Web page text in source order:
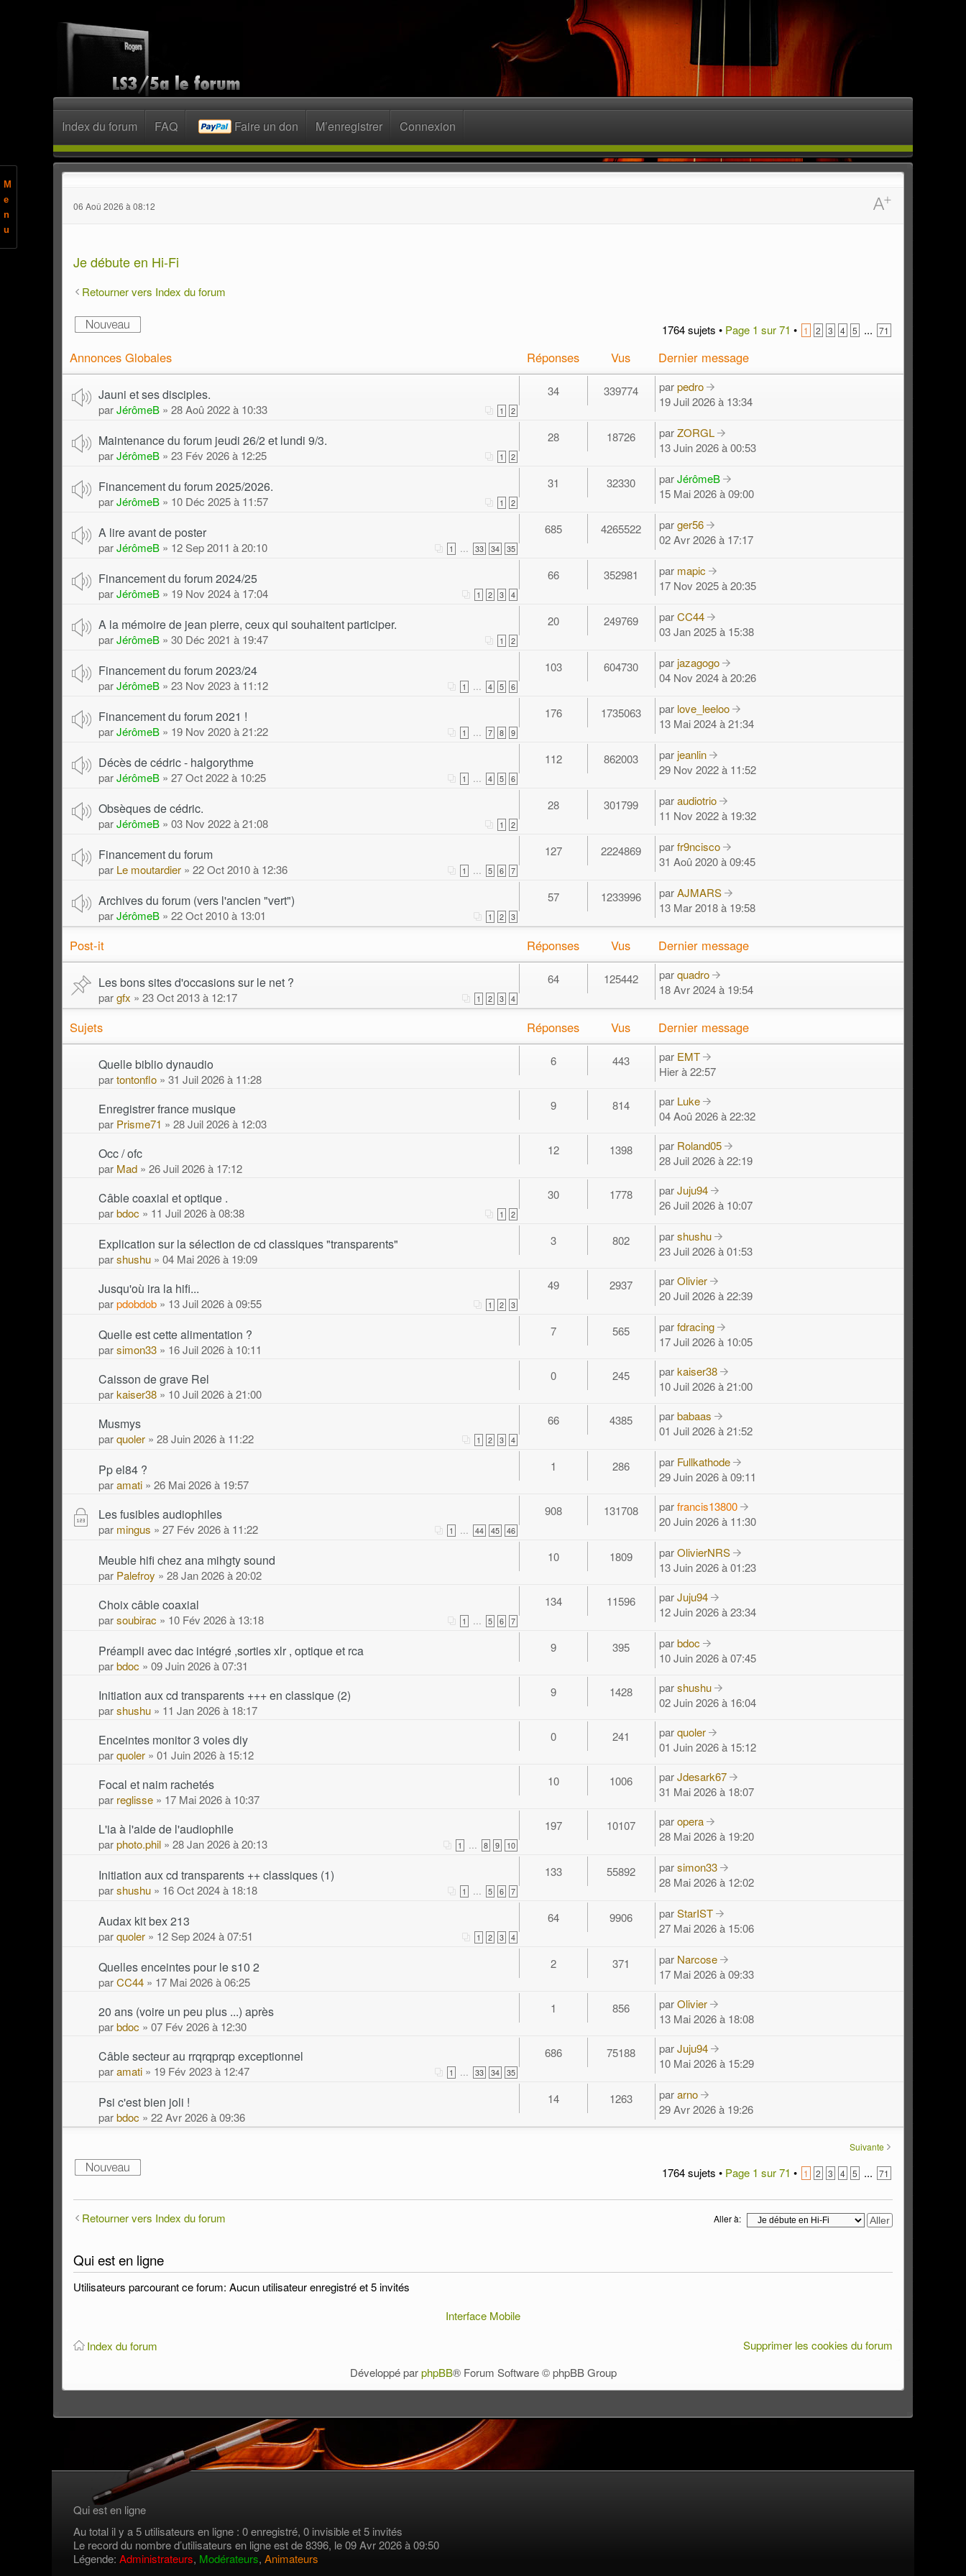
M
e
n
u
Index du forum FAQ Faire un don M’enregistrer Connexion
06 Aoû 2026 à 08:12
Je débute en Hi-Fi
Retourner vers Index du forum
1764 sujets • Page 1 sur71 • 1 2 3 4 5 ... 71
Annonces Globales Réponses Vus Dernier message
Jauni et ses disciples.
1 2
parJérômeB » 28 Aoû 2022 à 10:33
34 339774 parpedro
19 Juil 2026 à 13:34
Maintenance du forum jeudi 26/2 et lundi 9/3.
1 2
parJérômeB » 23 Fév 2026 à 12:25
28 18726 parZORGL
13 Juin 2026 à 00:53
Financement du forum 2025/2026.
1 2
parJérômeB » 10 Déc 2025 à 11:57
31 32330 parJérômeB
15 Mai 2026 à 09:00
A lire avant de poster
1 ... 33 34 35
parJérômeB » 12 Sep 2011 à 20:10
685 4265522 parger56
02 Avr 2026 à 17:17
Financement du forum 2024/25
1 2 3 4
parJérômeB » 19 Nov 2024 à 17:04
66 352981 par mapic
17 Nov 2025 à 20:35
A la mémoire de jean pierre, ceux qui souhaitent participer.
1 2
parJérômeB » 30 Déc 2021 à 19:47
20 249769 parCC44
03 Jan 2025 à 15:38
Financement du forum 2023/24
1 ... 4 5 6
parJérômeB » 23 Nov 2023 à 11:12
103 604730 parjazagogo
04 Nov 2024 à 20:26
Financement du forum 2021 !
1 ... 7 8 9
parJérômeB » 19 Nov 2020 à 21:22
176 1735063 par love_leeloo
13 Mai 2024 à 21:34
Décès de cédric - halgorythme
1 ... 4 5 6
parJérômeB » 27 Oct 2022 à 10:25
112 862003 parjeanlin
29 Nov 2022 à 11:52
Obsèques de cédric.
1 2
parJérômeB » 03 Nov 2022 à 21:08
28 301799 paraudiotrio
11 Nov 2022 à 19:32
Financement du forum
1 ... 5 6 7
par Le moutardier » 22 Oct 2010 à 12:36
127 2224869 parfr9ncisco
31 Aoû 2020 à 09:45
Archives du forum (vers l'ancien "vert")
1 2 3
parJérômeB » 22 Oct 2010 à 13:01
57 1233996 parAJMARS
13 Mar 2018 à 19:58
Post-it Réponses Vus Dernier message
Les bons sites d'occasions sur le net ?
1 2 3 4
pargfx » 23 Oct 2013 à 12:17
64 125442 parquadro
18 Avr 2024 à 19:54
Sujets Réponses Vus Dernier message
Quelle biblio dynaudio
partontonflo » 31 Juil 2026 à 11:28
6 443 par EMT
Hier à 22:57
Enregistrer france musique
par Prisme71 » 28 Juil 2026 à 12:03
9 814 par Luke
04 Aoû 2026 à 22:32
Occ / ofc
par Mad » 26 Juil 2026 à 17:12
12 1398 par Roland05
28 Juil 2026 à 22:19
Câble coaxial et optique .
1 2
parbdoc » 11 Juil 2026 à 08:38
30 1778 parJuju94
26 Juil 2026 à 10:07
Explication sur la sélection de cd classiques "transparents"
parshushu » 04 Mai 2026 à 19:09
3 802 parshushu
23 Juil 2026 à 01:53
Jusqu'où ira la hifi...
1 2 3
parpdobdob » 13 Juil 2026 à 09:55
49 2937 parOlivier
20 Juil 2026 à 22:39
Quelle est cette alimentation ?
parsimon33 » 16 Juil 2026 à 10:11
7 565 parfdracing
17 Juil 2026 à 10:05
Caisson de grave Rel
parkaiser38 » 10 Juil 2026 à 21:00
0 245 parkaiser38
10 Juil 2026 à 21:00
Musmys
1 2 3 4
parquoler » 28 Juin 2026 à 11:22
66 4385 parbabaas
01 Juil 2026 à 21:52
Pp el84 ?
paramati » 26 Mai 2026 à 19:57
1 286 par Fullkathode
29 Juin 2026 à 09:11
Les fusibles audiophiles
1 ... 44 45 46
par mingus » 27 Fév 2026 à 11:22
908 131708 parfrancis13800
20 Juin 2026 à 11:30
Meuble hifi chez ana mihgty sound
par Palefroy » 28 Jan 2026 à 20:02
10 1809 parOlivierNRS
13 Juin 2026 à 01:23
Choix câble coaxial
1 ... 5 6 7
parsoubirac » 10 Fév 2026 à 13:18
134 11596 parJuju94
12 Juin 2026 à 23:34
Préampli avec dac intégré ,sorties xlr , optique et rca
parbdoc » 09 Juin 2026 à 07:31
9 395 parbdoc
10 Juin 2026 à 07:45
Initiation aux cd transparents +++ en classique (2)
parshushu » 11 Jan 2026 à 18:17
9 1428 parshushu
02 Juin 2026 à 16:04
Enceintes monitor 3 voies diy
parquoler » 01 Juin 2026 à 15:12
0 241 parquoler
01 Juin 2026 à 15:12
Focal et naim rachetés
par reglisse » 17 Mai 2026 à 10:37
10 1006 parJdesark67
31 Mai 2026 à 18:07
L'ia à l'aide de l'audiophile
1 ... 8 9 10
parphoto.phil » 28 Jan 2026 à 20:13
197 10107 paropera
28 Mai 2026 à 19:20
Initiation aux cd transparents ++ classiques (1)
1 ... 5 6 7
parshushu » 16 Oct 2024 à 18:18
133 55892 parsimon33
28 Mai 2026 à 12:02
Audax kit bex 213
1 2 3 4
parquoler » 12 Sep 2024 à 07:51
64 9906 parStarIST
27 Mai 2026 à 15:06
Quelles enceintes pour le s10 2
parCC44 » 17 Mai 2026 à 06:25
2 371 par Narcose
17 Mai 2026 à 09:33
20 ans (voire un peu plus ...) après
parbdoc » 07 Fév 2026 à 12:30
1 856 parOlivier
13 Mai 2026 à 18:08
Câble secteur au rrqrqprqp exceptionnel
1 ... 33 34 35
paramati » 19 Fév 2023 à 12:47
686 75188 parJuju94
10 Mai 2026 à 15:29
Psi c'est bien joli !
parbdoc » 22 Avr 2026 à 09:36
14 1263 pararno
29 Avr 2026 à 19:26
Suivante
1764 sujets • Page 1 sur71 • 1 2 3 4 5 ... 71
Retourner vers Index du forum Aller à:
Qui est en ligne
Utilisateurs parcourant ce forum: Aucun utilisateur enregistré et 5 invités
Interface Mobile
Index du forum
Supprimer les cookies du forum
Développé parphpBB® Forum Software © phpBB Group
Qui est en ligne
Au total il y a 5 utilisateurs en ligne : 0 enregistré, 0 invisible et 5 invités
Le record du nombre d’utilisateurs en ligne est de 8396, le 09 Avr 2026 à 09:50
Légende: Administrateurs, Modérateurs, Animateurs